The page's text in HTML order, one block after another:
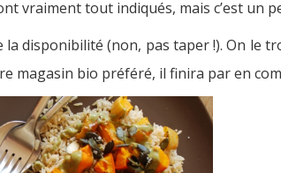
vraiment tout indiqués, mais c’est un
disponibilité (non, pas taper !). On le
magasin bio préféré, il finira par en